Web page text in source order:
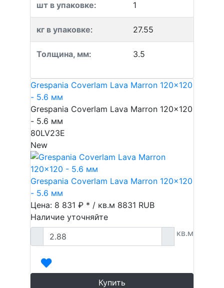
шт в упаковке: 1
кг в упаковке: 27.55
Толщина, мм: 3.5
Grespania Coverlam Lava Marron 120x120
- 5.6 мм
Grespania Coverlam Lava Marron 120x120
- 5.6 мм
80LV23E
New
Grespania Coverlam Lava Marron 120x120
- 5.6 мм
Цена: 8 831 ₽ * / кв.м 8831 RUB
Наличие уточняйте
кв.м
Купить